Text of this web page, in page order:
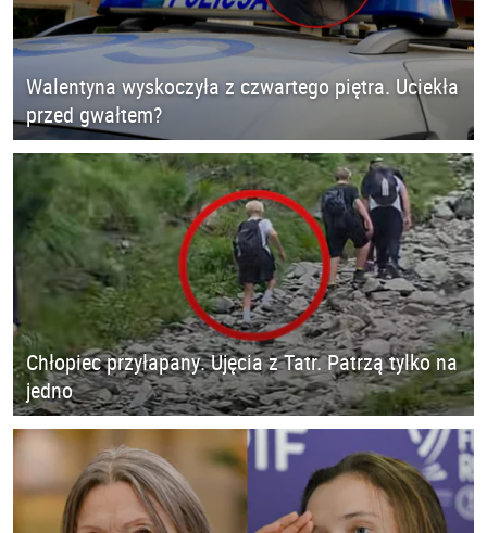
Walentyna wyskoczyła z czwartego piętra. Uciekła
przed gwałtem?
Chłopiec przyłapany. Ujęcia z Tatr. Patrzą tylko na
jedno